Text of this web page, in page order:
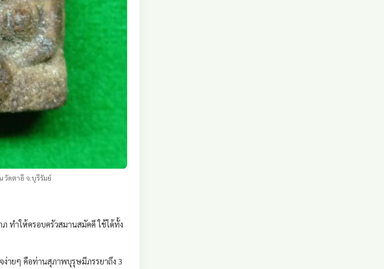
วัดตาอี จ.บุรีรัมย์
ทำให้ครอบครัวสมานสมัคคี ใช้ได้ทั้ง
ง่ายๆ คือท่านสุภาพบุรุษมีภรรยาถึง 3